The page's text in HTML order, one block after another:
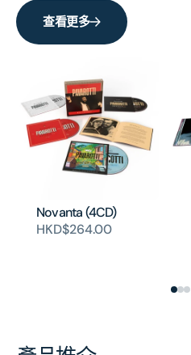
查看更多
Novanta (4CD)
HKD$264.00